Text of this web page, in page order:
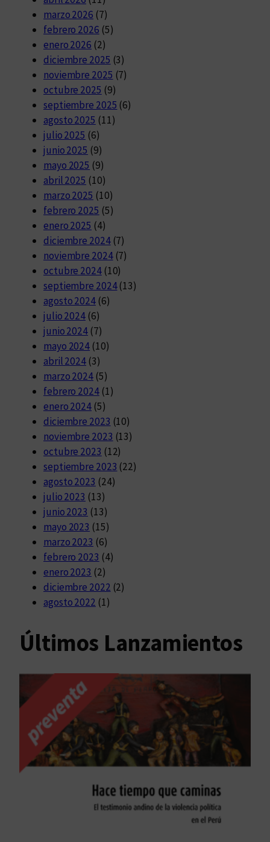
marzo 2026 (7)
febrero 2026 (5)
enero 2026 (2)
diciembre 2025 (3)
noviembre 2025 (7)
octubre 2025 (9)
septiembre 2025 (6)
agosto 2025 (11)
julio 2025 (6)
junio 2025 (9)
mayo 2025 (9)
abril 2025 (10)
marzo 2025 (10)
febrero 2025 (5)
enero 2025 (4)
diciembre 2024(7)
noviembre 2024(7)
octubre 2024(10)
septiembre 2024(13)
agosto 2024(6)
julio 2024 (6)
junio 2024 (7)
mayo 2024 (10)
abril 2024 (3)
marzo 2024 (5)
febrero 2024(1)
enero 2024 (5)
diciembre 2023 (10)
noviembre 2023 (13)
octubre 2023 (12)
septiembre 2023 (22)
agosto 2023 (24)
julio 2023 (13)
junio 2023 (13)
mayo 2023 (15)
marzo 2023 (6)
febrero 2023 (4)
enero 2023 (2)
diciembre 2022 (2)
agosto 2022 (1)
Últimos Lanzamientos